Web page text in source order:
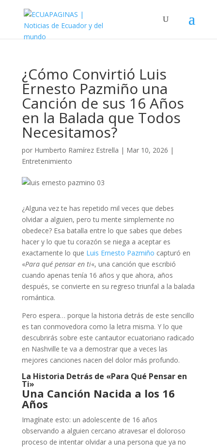
¿Cómo Convirtió Luis
Ernesto Pazmiño una
Canción de sus 16 Años
en la Balada que Todos
Necesitamos?
por Humberto Ramírez Estrella | Mar 10, 2026 |
Entretenimiento
¿Alguna vez te has repetido mil veces que debes
olvidar a alguien, pero tu mente simplemente no
obedece? Esa batalla entre lo que sabes que debes
hacer y lo que tu corazón se niega a aceptar es
exactamente lo que Luis Ernesto Pazmiño capturó en
«Para qué pensar en ti«, una canción que escribió
cuando apenas tenía 16 años y que ahora, años
después, se convierte en su regreso triunfal a la balada
romántica.
Pero espera… porque la historia detrás de este sencillo
es tan conmovedora como la letra misma. Y lo que
descubrirás sobre este cantautor ecuatoriano radicado
en Nashville te va a demostrar que a veces las
mejores canciones nacen del dolor más profundo.
La Historia Detrás de «Para Qué Pensar en
Ti»
Una Canción Nacida a los 16
Años
Imagínate esto: un adolescente de 16 años
observando a alguien cercano atravesar el doloroso
proceso de intentar olvidar a una persona que ya no